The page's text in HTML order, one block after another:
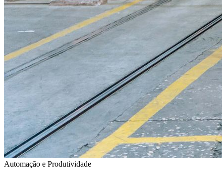
Automação e Produtividade